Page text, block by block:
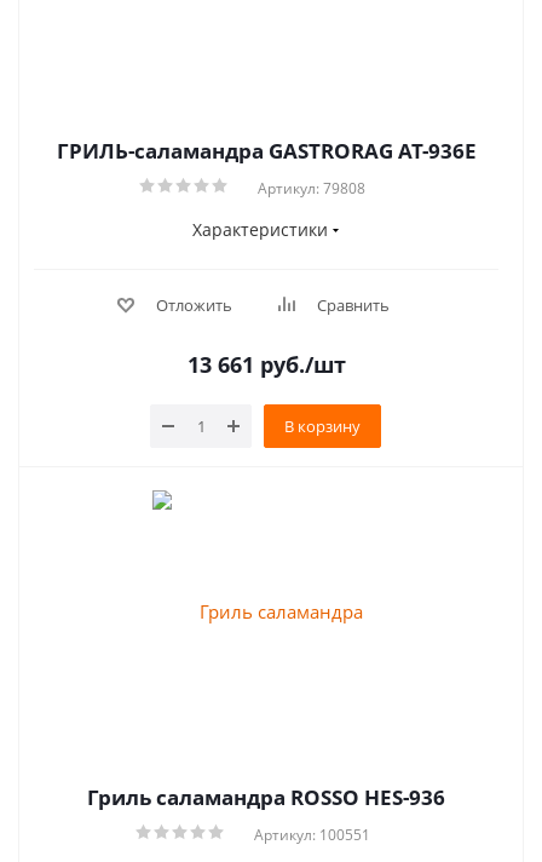
ГРИЛЬ-саламандра GASTRORAG AT-936E
Артикул: 79808
Характеристики
Отложить Сравнить
13 661 руб./шт
В корзину
Гриль саламандра ROSSO HES-936
Артикул: 100551